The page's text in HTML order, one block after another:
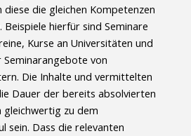
die gleichen Kompetenzen
hierfür sind Seminare
Kurse an Universitäten und
Seminarangebote von
Die Inhalte und vermittelten
Dauer der bereits absolvierten
gleichwertig zu dem
sein. Dass die relevanten